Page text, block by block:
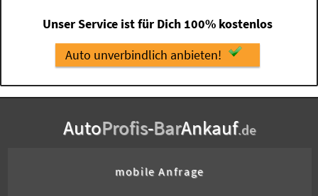
Unser Service ist für Dich 100% kostenlos
Auto unverbindlich anbieten!
AutoProfis-BarAnkauf.de
mobile Anfrage